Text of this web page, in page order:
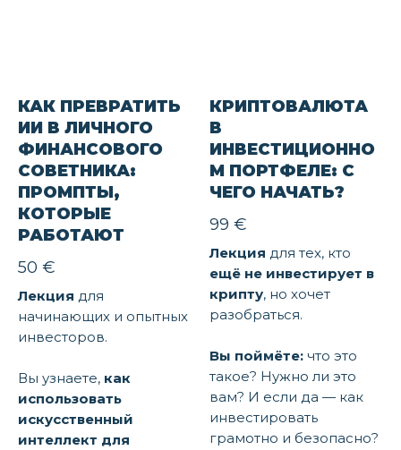
КАК ПРЕВРАТИТЬ
ИИ В ЛИЧНОГО
ФИНАНСОВОГО
СОВЕТНИКА:
ПРОМПТЫ,
КОТОРЫЕ
РАБОТАЮТ
50 €
Лекция для
начинающих и опытных
инвесторов.
Вы узнаете, как
использовать
искусственный
интеллект для
КРИПТОВАЛЮТА
В
ИНВЕСТИЦИОННО
М ПОРТФЕЛЕ: С
ЧЕГО НАЧАТЬ?
99 €
Лекция для тех, кто
ещё не инвестирует в
крипту, но хочет
разобраться.
Вы поймёте: что это
такое? Нужно ли это
вам? И если да — как
инвестировать
грамотно и безопасно?